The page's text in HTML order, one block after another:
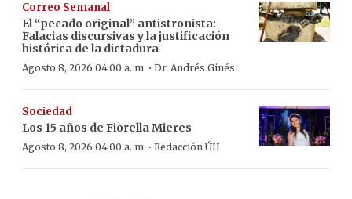
Correo Semanal
El “pecado original” antistronista:
Falacias discursivas y la justificación
histórica de la dictadura
Agosto 8, 2026 04:00 a. m. · Dr. Andrés Ginés
Sociedad
Los 15 años de Fiorella Mieres
Agosto 8, 2026 04:00 a. m. · Redacción ÚH